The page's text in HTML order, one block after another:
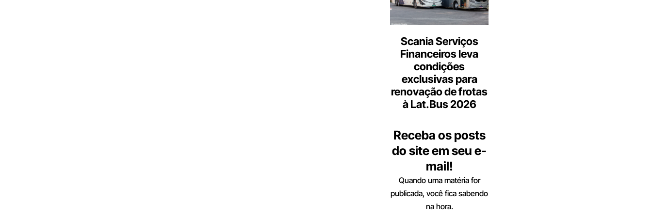
Scania Serviços
Financeiros leva
condições
exclusivas para
renovação de frotas
à Lat.Bus 2026
Receba os posts
do site em seu e-
mail!
Quando uma matéria for
publicada, você fica sabendo
na hora.